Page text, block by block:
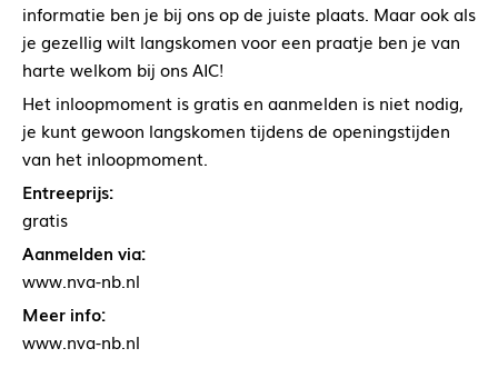
informatie ben je bij ons op de juiste plaats. Maar ook als
je gezellig wilt langskomen voor een praatje ben je van
harte welkom bij ons AIC!
Het inloopmoment is gratis en aanmelden is niet nodig,
je kunt gewoon langskomen tijdens de openingstijden
van het inloopmoment.
Entreeprijs:
gratis
Aanmelden via:
www.nva-nb.nl
Meer info:
www.nva-nb.nl